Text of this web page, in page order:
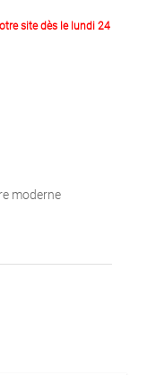
site dès le lundi 24
moderne